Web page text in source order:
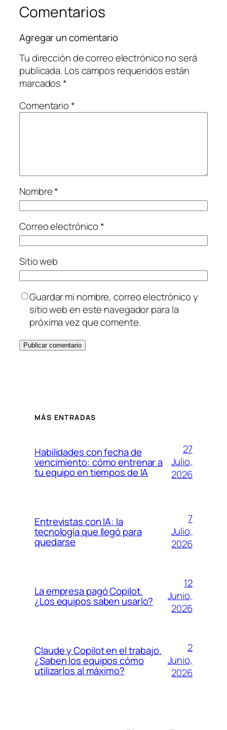
Comentarios
Agregar un comentario
Tu dirección de correo electrónico no será
publicada. Los campos requeridos están
marcados*
Comentario*
Nombre*
Correo electrónico*
Sitio web
Guardar mi nombre, correo electrónico y
sitio web en este navegador para la
próxima vez que comente.
MÁS ENTRADAS
Habilidades con fecha de
vencimiento: cómo entrenar a
tu equipo en tiempos de IA
27
Julio,
2026
Entrevistas con IA: la
tecnología que llegó para
quedarse
7
Julio,
2026
La empresa pagó Copilot.
¿Los equipos saben usarlo?
12
Junio,
2026
Claude y Copilot en el trabajo.
¿Saben los equipos cómo
utilizarlos al máximo?
2
Junio,
2026